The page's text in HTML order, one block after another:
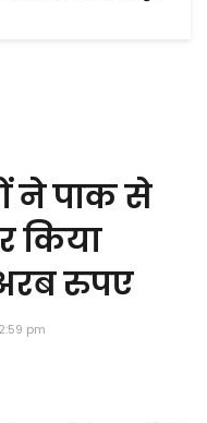
ने पाक से
किया
रुपए
pm